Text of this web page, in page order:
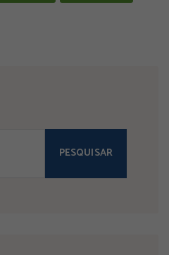
PESQUISAR